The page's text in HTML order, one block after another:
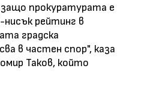
защо прокуратурата е
рейтинг в
градска
в частен спор", каза
Таков, който